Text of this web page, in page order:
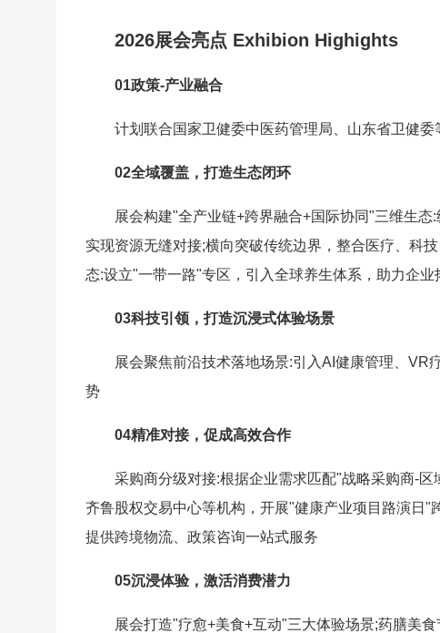
2026展会亮点 Exhibion Highights
01政策-产业融合
计划联合国家卫健委中医药管理局、山东省卫健委
02全域覆盖，打造生态闭环
展会构建"全产业链+跨界融合+国际协同"三维生
实现资源无缝对接;横向突破传统边界，整合医疗、科
态:设立"一带一路"专区，引入全球养生体系，助力企业
03科技引领，打造沉浸式体验场景
展会聚焦前沿技术落地场景:引入AI健康管理、VR
势
04精准对接，促成高效合作
采购商分级对接:根据企业需求匹配"战略采购商-
齐鲁股权交易中心等机构，开展"健康产业项目路演日"
提供跨境物流、政策咨询一站式服务
05沉浸体验，激活消费潜力
展会打造"疗愈+美食+互动"三大体验场景;药膳美